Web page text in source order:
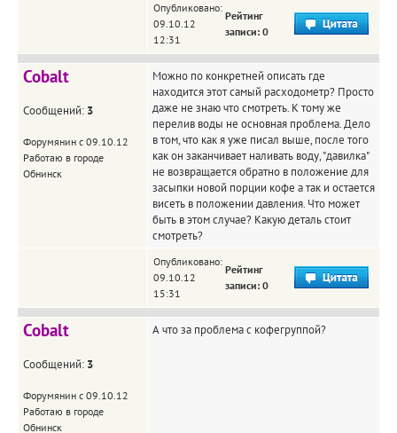
Опубликовано:
09.10.12
12:31
Рейтинг
записи: 0
Cobalt
Сообщений: 3
Форумянин с 09.10.12
Работаю в городе
Обнинск
Можно по конкретней описать где
находится этот самый расходометр? Просто
даже не знаю что смотреть. К тому же
перелив воды не основная проблема. Дело
в том, что как я уже писал выше, после того
как он заканчивает наливать воду, "давилка"
не возвращается обратно в положение для
засыпки новой порции кофе а так и остается
висеть в положении давления. Что может
быть в этом случае? Какую деталь стоит
смотреть?
Опубликовано:
09.10.12
15:31
Рейтинг
записи: 0
Cobalt
Сообщений: 3
Форумянин с 09.10.12
Работаю в городе
Обнинск
А что за проблема с кофегруппой?